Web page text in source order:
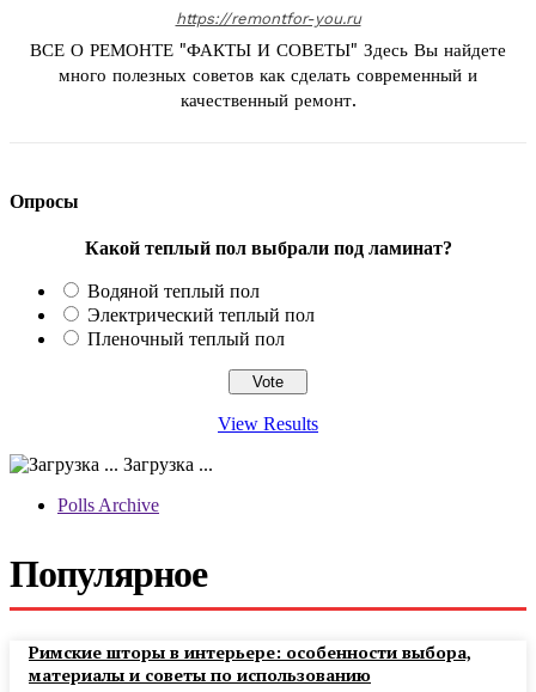
https://remontfor-you.ru
ВСЕ О РЕМОНТЕ "ФАКТЫ И СОВЕТЫ" Здесь Вы найдете
много полезных советов как сделать современный и
качественный ремонт.
Опросы
Какой теплый пол выбрали под ламинат?
Водяной теплый пол
Электрический теплый пол
Пленочный теплый пол
View Results
Загрузка ...
Polls Archive
Популярное
Римские шторы в интерьере: особенности выбора,
материалы и советы по использованию